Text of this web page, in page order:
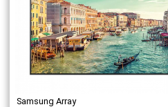
Samsung Array